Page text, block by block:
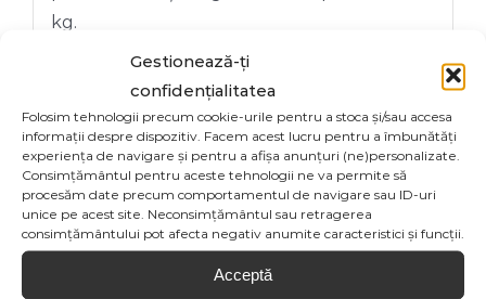
Gestionează-ți
confidențialitatea
Folosim tehnologii precum cookie-urile pentru a stoca și/sau accesa
informații despre dispozitiv. Facem acest lucru pentru a îmbunătăți
experiența de navigare și pentru a afișa anunțuri (ne)personalizate.
Consimțământul pentru aceste tehnologii ne va permite să
procesăm date precum comportamentul de navigare sau ID-uri
unice pe acest site. Neconsimțământul sau retragerea
consimțământului pot afecta negativ anumite caracteristici și funcții.
Acceptă
kg.
***Acest produs poate fi returnat în termen
de 14 zile de la primirea coletului.